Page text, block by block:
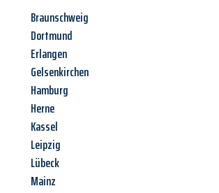
Braunschweig
Dortmund
Erlangen
Gelsenkirchen
Hamburg
Herne
Kassel
Leipzig
Lübeck
Mainz